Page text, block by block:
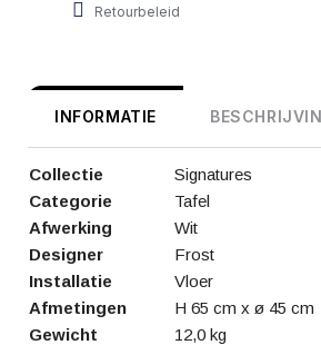
Retourbeleid
INFORMATIE
Collectie
Signatures
Categorie
Tafel
Afwerking
Wit
Designer
Frost
Installatie
Vloer
Afmetingen
H 65 cm x ø 45 cm
Gewicht
12,0 kg